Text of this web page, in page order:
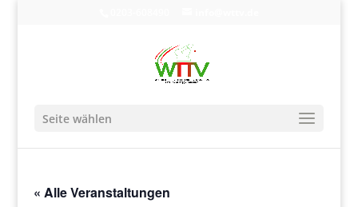
Seite wählen
« Alle Veranstaltungen